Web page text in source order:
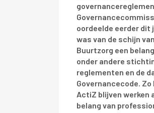
oordeelde eerder dit
was van de schijn
Buurtzorg een
onder andere
reglementen en de
Governancecode.
ActiZ blijven werken
belang van